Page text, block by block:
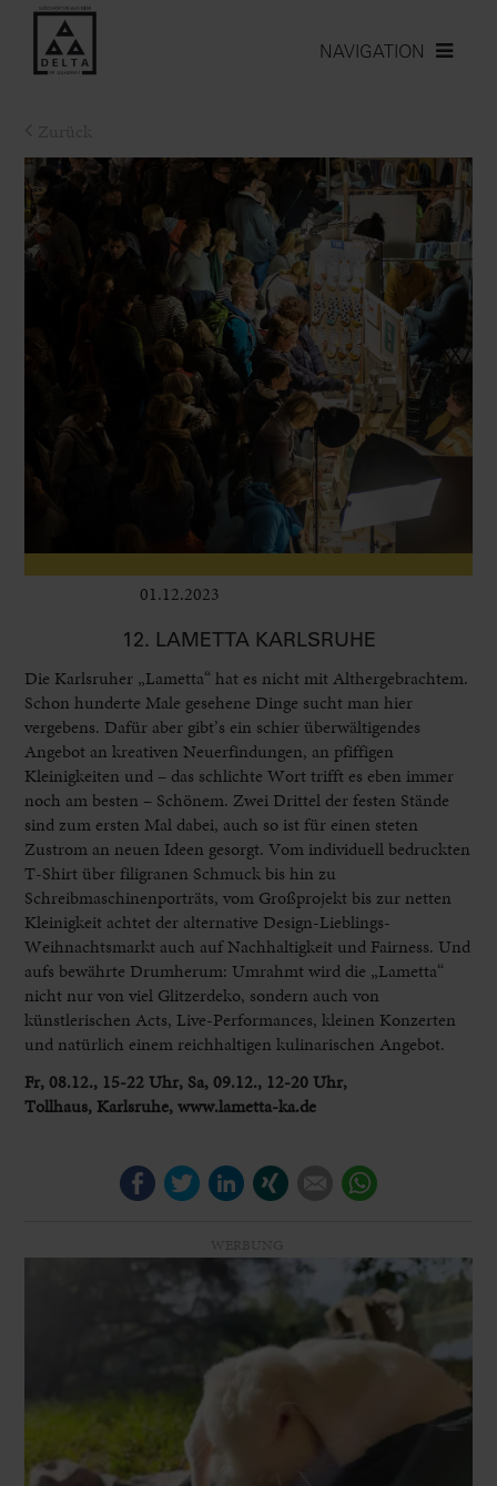
NAVIGATION
01.12.2023
12. LAMETTA KARLSRUHE
Die Karlsruher „Lametta“ hat es nicht mit Althergebrachtem.
Schon hunderte Male gesehene Dinge sucht man hier
vergebens. Dafür aber gibt’s ein schier überwältigendes
Angebot an kreativen Neuerfindungen, an pfiffigen
Kleinigkeiten und – das schlichte Wort trifft es eben immer
noch am besten – Schönem. Zwei Drittel der festen Stände
sind zum ersten Mal dabei, auch so ist für einen steten
Zustrom an neuen Ideen gesorgt. Vom individuell bedruckten
T-Shirt über filigranen Schmuck bis hin zu
Schreibmaschinenporträts, vom Großprojekt bis zur netten
Kleinigkeit achtet der alternative Design-Lieblings-
Weihnachtsmarkt auch auf Nachhaltigkeit und Fairness. Und
aufs bewährte Drumherum: Umrahmt wird die „Lametta“
nicht nur von viel Glitzerdeko, sondern auch von
künstlerischen Acts, Live-Performances, kleinen Konzerten
und natürlich einem reichhaltigen kulinarischen Angebot.
Fr, 08.12., 15-22 Uhr, Sa, 09.12., 12-20 Uhr,
Tollhaus, Karlsruhe, www.lametta-ka.de
FacebookTwitterLinkedIn E-mail